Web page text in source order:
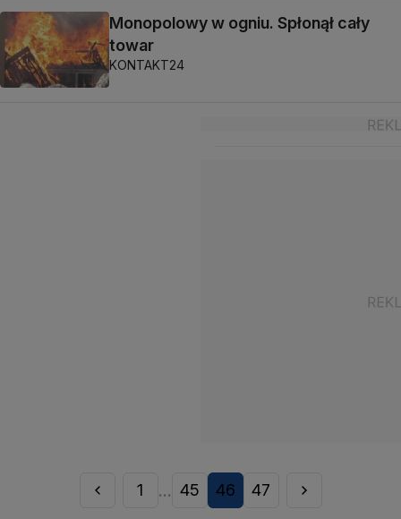
Monopolowy w ogniu. Spłonął cały
towar
KONTAKT24
1 ... 45 46 47